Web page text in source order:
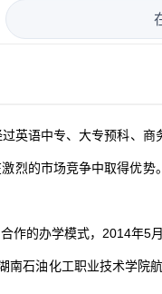
语中专、大专预科、商
烈的市场竞争中取得优
作的办学模式，2014年5
石油化工职业技术学院